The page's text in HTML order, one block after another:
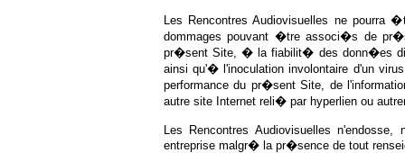
Les Rencontres Audiovisuelles ne pourra
dommages pouvant �tre associ�s de
pr�sent Site, � la fiabilit� des donn�es
ainsi qu'� l'inoculation involontaire d'un
performance du pr�sent Site, de
autre site Internet reli� par hyperlien ou
Les Rencontres Audiovisuelles
entreprise malgr� la pr�sence de tout